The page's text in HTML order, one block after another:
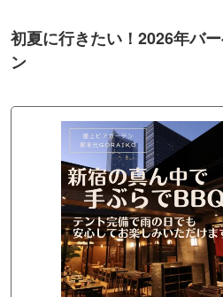
初夏に行きたい！2026年バ
ン